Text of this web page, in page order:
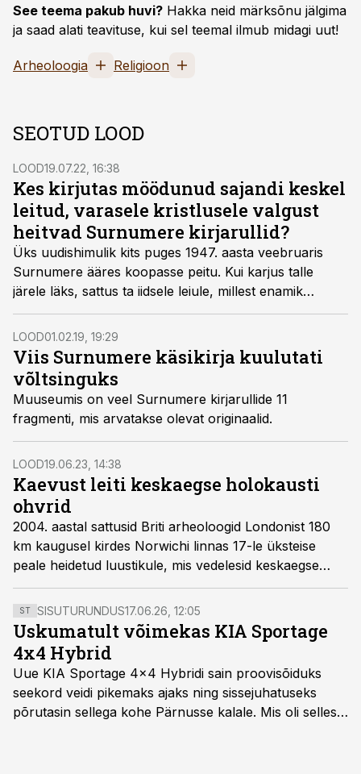
See teema pakub huvi? Hakka neid märksõnu jälgima
ja saad alati teavituse, kui sel teemal ilmub midagi uut!
Arheoloogia Religioon
SEOTUD LOOD
LOOD19.07.22, 16:38
Kes kirjutas möödunud sajandi keskel
leitud, varasele kristlusele valgust
heitvad Surnumere kirjarullid?
Üks uudishimulik kits puges 1947. aasta veebruaris
Surnumere ääres koopasse peitu. Kui karjus talle
järele läks, sattus ta iidsele leiule, millest enamik
arheolooge võib oma karjääri jooksul üksnes unistada.
LOOD01.02.19, 19:29
Viis Surnumere käsikirja kuulutati
võltsinguks
Muuseumis on veel Surnumere kirjarullide 11
fragmenti, mis arvatakse olevat originaalid.
LOOD19.06.23, 14:38
Kaevust leiti keskaegse holokausti
ohvrid
2004. aastal sattusid Briti arheoloogid Londonist 180
km kaugusel kirdes Norwichi linnas 17-le üksteise
peale heidetud luustikule, mis vedelesid keskaegse
kaevu põhjas. Radiosüsinikumeetodil dateerimine
näitas, et inimesed surid ajavahemikus 1000–1100.
ST SISUTURUNDUS17.06.26, 12:05
Uskumatult võimekas KIA Sportage
4x4 Hybrid
Uue KIA Sportage 4x4 Hybridi sain proovisõiduks
seekord veidi pikemaks ajaks ning sissejuhatuseks
põrutasin sellega kohe Pärnusse kalale. Mis oli selles